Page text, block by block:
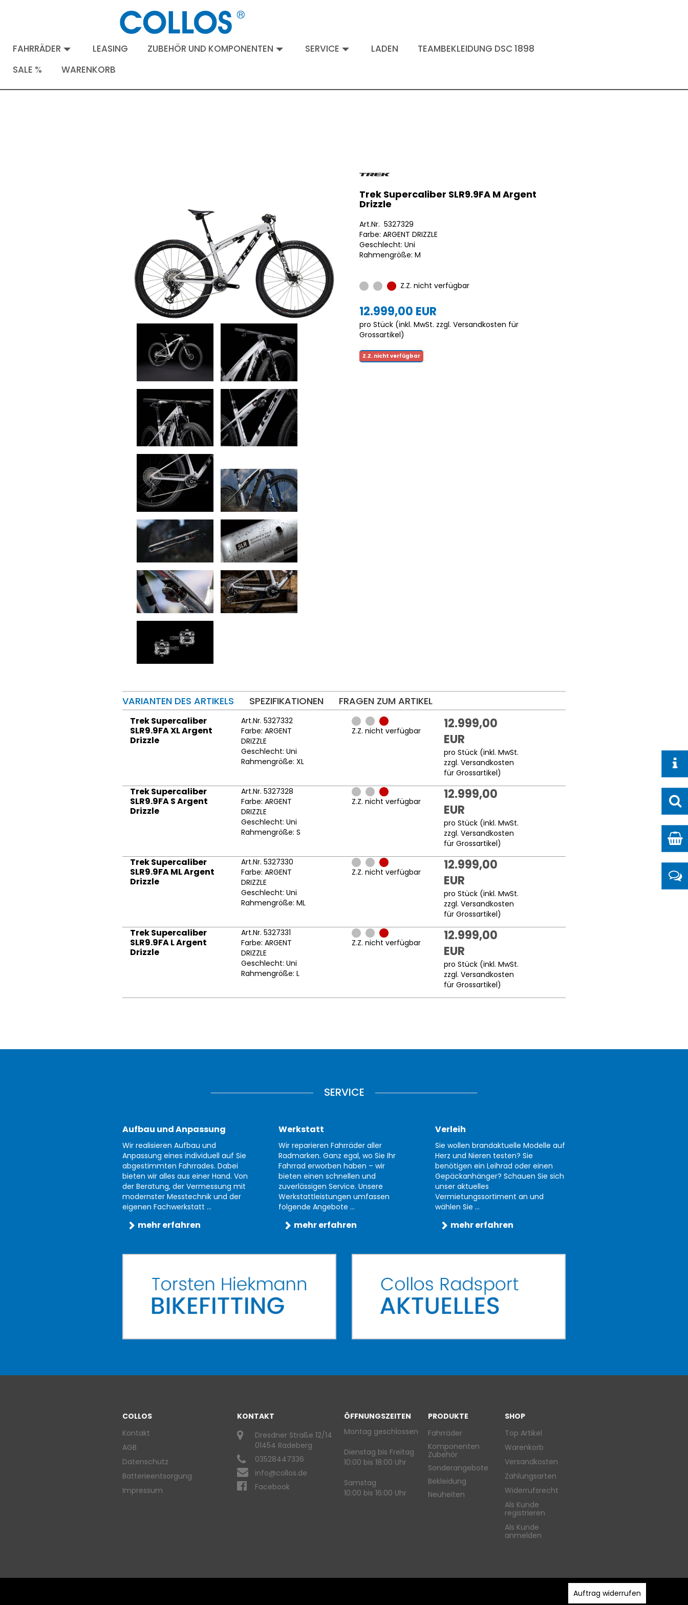
FAHRRÄDER LEASING ZUBEHÖR UND KOMPONENTEN SERVICE LADEN
TEAMBEKLEIDUNG DSC 1898
SALE %
WARENKORB
Trek Supercaliber SLR9.9FA M Argent
Drizzle
Art.Nr. 5327329
Farbe: ARGENT DRIZZLE
Geschlecht: Uni
Rahmengröße: M
Z.Z. nicht verfügbar
12.999,00 EUR
pro Stück (inkl. MwSt. zzgl. Versandkosten für
Grossartikel)
Z.Z. nicht verfügbar
VARIANTEN DES ARTIKELS SPEZIFIKATIONEN FRAGEN ZUM ARTIKEL
Trek Supercaliber
SLR9.9FA XL Argent
Drizzle
Art.Nr. 5327332
Farbe: ARGENT
DRIZZLE
Geschlecht: Uni
Rahmengröße: XL
Z.Z. nicht verfügbar
12.999,00
EUR
pro Stück (inkl. MwSt.
zzgl.Versandkosten
für Grossartikel)
Trek Supercaliber
SLR9.9FA S Argent
Drizzle
Art.Nr. 5327328
Farbe: ARGENT
DRIZZLE
Geschlecht: Uni
Rahmengröße: S
Z.Z. nicht verfügbar
12.999,00
EUR
pro Stück (inkl. MwSt.
zzgl.Versandkosten
für Grossartikel)
Trek Supercaliber
SLR9.9FA ML Argent
Drizzle
Art.Nr. 5327330
Farbe: ARGENT
DRIZZLE
Geschlecht: Uni
Rahmengröße: ML
Z.Z. nicht verfügbar
12.999,00
EUR
pro Stück (inkl. MwSt.
zzgl.Versandkosten
für Grossartikel)
Trek Supercaliber
SLR9.9FA L Argent
Drizzle
Art.Nr. 5327331
Farbe: ARGENT
DRIZZLE
Geschlecht: Uni
Rahmengröße: L
Z.Z. nicht verfügbar
12.999,00
EUR
pro Stück (inkl. MwSt.
zzgl.Versandkosten
für Grossartikel)
SERVICE
Aufbau und Anpassung
Wir realisieren Aufbau und
Anpassung eines individuell auf Sie
abgestimmten Fahrrades. Dabei
bieten wir alles aus einer Hand. Von
der Beratung, der Vermessung mit
modernster Messtechnik und der
eigenen Fachwerkstatt ...
mehr erfahren
Werkstatt
Wir reparieren Fahrräder aller
Radmarken. Ganz egal, wo Sie Ihr
Fahrrad erworben haben – wir
bieten einen schnellen und
zuverlässigen Service. Unsere
Werkstattleistungen umfassen
folgende Angebote ...
mehr erfahren
Verleih
Sie wollen brandaktuelle Modelle auf
Herz und Nieren testen? Sie
benötigen ein Leihrad oder einen
Gepäckanhänger? Schauen Sie sich
unser aktuelles
Vermietungssortiment an und
wählen Sie ...
mehr erfahren
COLLOS
Kontakt
AGB
Datenschutz
Batterieentsorgung
Impressum
KONTAKT
Dresdner Straße 12/14
01454 Radeberg
03528447336
info@collos.de
Facebook
ÖFFNUNGSZEITEN
Montag geschlossen
Dienstag bis Freitag
10:00 bis 18:00 Uhr
Samstag
10:00 bis 16:00 Uhr
PRODUKTE
Fahrräder
Komponenten
Zubehör
Sonderangebote
Bekleidung
Neuheiten
SHOP
Top Artikel
Warenkorb
Versandkosten
Zahlungsarten
Widerrufsrecht
Als Kunde
registrieren
Als Kunde
anmelden
Auftrag widerrufen